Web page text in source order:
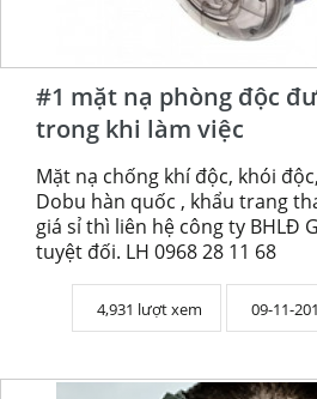
#1 mặt nạ phòng độc
trong khi làm việc
Mặt nạ chống khí độc, khói
Dobu hàn quốc , khẩu trang
giá sỉ thì liên hệ công ty BHLĐ
tuyệt đối. LH 0968 28 11 68
4,931 lượt xem 09-11-